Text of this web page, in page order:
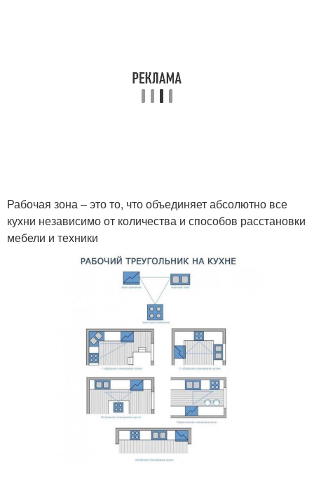
Рабочая зона – это то, что объединяет абсолютно все
кухни независимо от количества и способов расстановки
мебели и техники